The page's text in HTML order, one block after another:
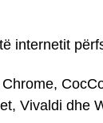
internetit
Vivaldi dhe